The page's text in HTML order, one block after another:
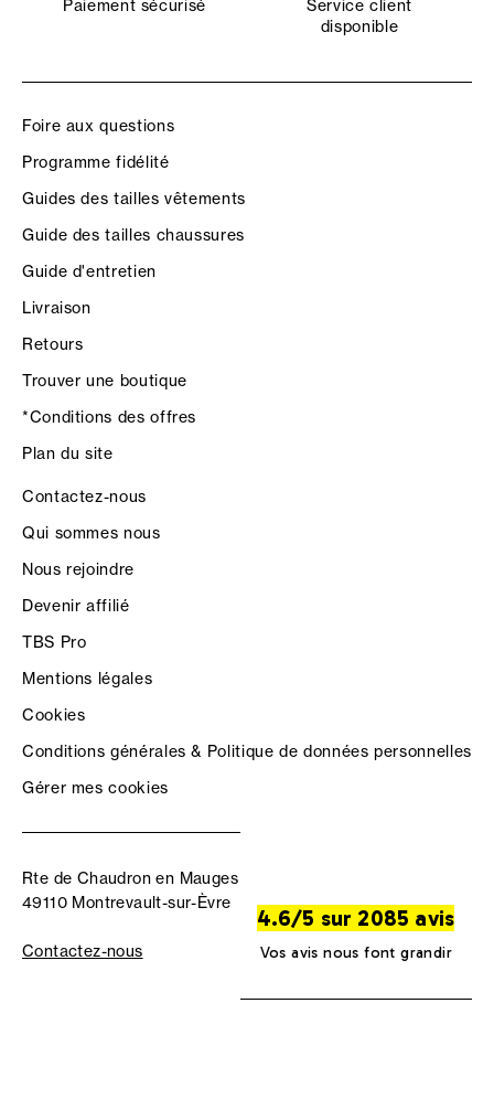
Paiement sécurisé
Service client
disponible
Foire aux questions
Programme fidélité
Guides des tailles vêtements
Guide des tailles chaussures
Guide d'entretien
Livraison
Retours
Trouver une boutique
*Conditions des offres
Plan du site
Contactez-nous
Qui sommes nous
Nous rejoindre
Devenir affilié
TBS Pro
Mentions légales
Cookies
Conditions générales & Politique de données personnelles
Gérer mes cookies
Rte de Chaudron en Mauges
49110 Montrevault-sur-Èvre
Contactez-nous
4.6/5 sur 2085 avis
Vos avis nous font grandir